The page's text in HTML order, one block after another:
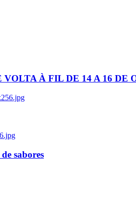
À FIL DE 14 A 16 DE
sabores